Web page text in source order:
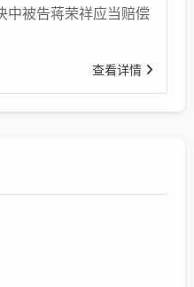
中被告蒋荣祥应当赔偿
查看详情